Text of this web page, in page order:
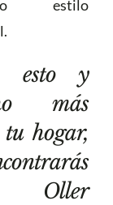
estilo
esto y
más
hogar,
Oller